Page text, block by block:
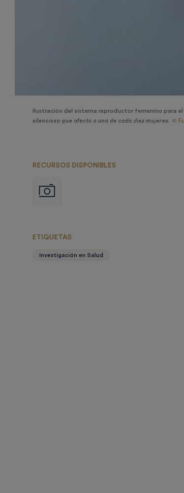
Ilustración del sistema reproductor femenino para el
silenciosa que afecta a una de cada diez mujeres. ©
RECURSOS DISPONIBLES
Imágenes
ETIQUETAS
Investigación en Salud